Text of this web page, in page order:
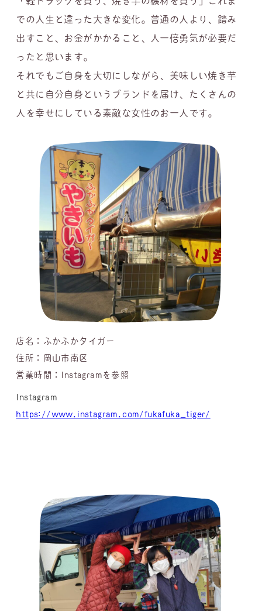
での人生と違った大きな変化。普通の人より、踏み
出すこと、お金がかかること、人一倍勇気が必要だ
ったと思います。
それでもご自身を大切にしながら、美味しい焼き芋
と共に自分自身というブランドを届け、たくさんの
人を幸せにしている素敵な女性のお一人です。
店名：ふかふかタイガー
住所：岡山市南区
営業時間：Instagramを参照
Instagram
https://www.instagram.com/fukafuka_tiger/